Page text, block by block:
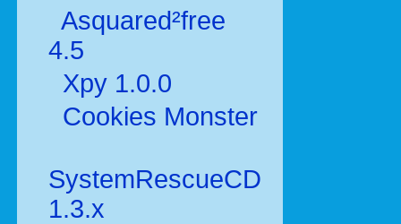
Asquared²free
4.5
Xpy 1.0.0
Cookies Monster
SystemRescueCD
1.3.x